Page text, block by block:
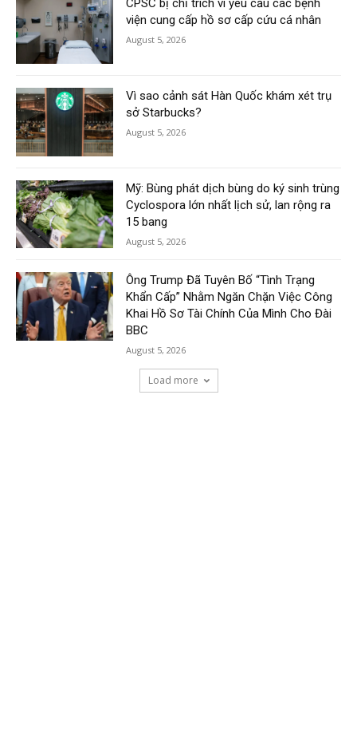
CPSC bị chỉ trích vì yêu cầu các bệnh
viện cung cấp hồ sơ cấp cứu cá nhân
August 5, 2026
Vì sao cảnh sát Hàn Quốc khám xét trụ
sở Starbucks?
August 5, 2026
Mỹ: Bùng phát dịch bùng do ký sinh trùng
Cyclospora lớn nhất lịch sử, lan rộng ra
15 bang
August 5, 2026
Ông Trump Đã Tuyên Bố “Tình Trạng
Khẩn Cấp” Nhằm Ngăn Chặn Việc Công
Khai Hồ Sơ Tài Chính Của Mình Cho Đài
BBC
August 5, 2026
Load more